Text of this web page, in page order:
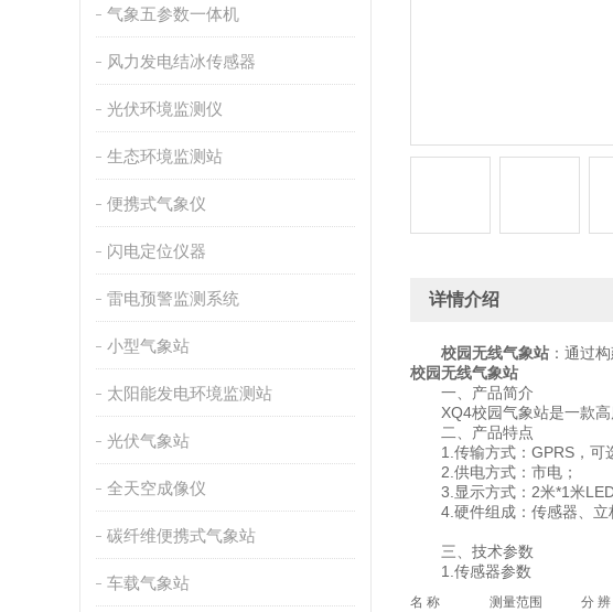
气象五参数一体机
风力发电结冰传感器
光伏环境监测仪
生态环境监测站
便携式气象仪
闪电定位仪器
雷电预警监测系统
小型气象站
太阳能发电环境监测站
光伏气象站
全天空成像仪
碳纤维便携式气象站
车载气象站
详情介绍
校园无线气象站 ：通过
校园无线气象站
一、产品简介
XQ4校园气象站是一款高
二、产品特点
1.传输方式：GPRS，可
2.供电方式：市电；
3.显示方式：2米*1米LED
4.硬件组成：传感器、立
三、技术参数
1.传感器参数
名 称 测量范围 分